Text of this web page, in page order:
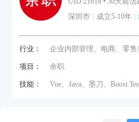
深圳市
成立5-10年
行业： 企业内部管理、电商、零
项目： 余职
技能： Vue、Java、墨刀、